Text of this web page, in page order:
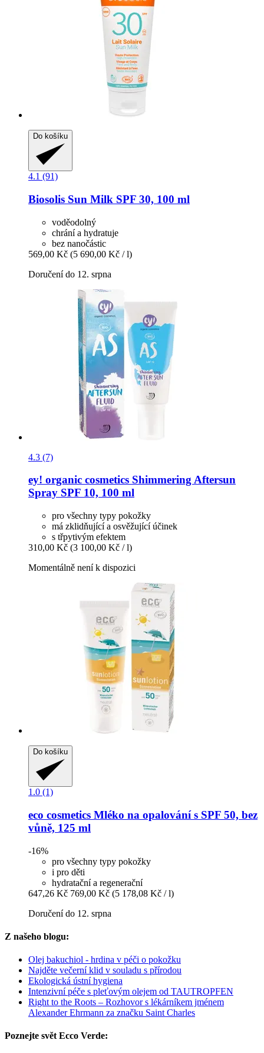
Do košíku
4.1 (91)
Biosolis Sun Milk SPF 30, 100 ml
voděodolný
chrání a hydratuje
bez nanočástic
569,00 Kč (5 690,00 Kč / l)
Doručení do 12. srpna
4.3 (7)
ey! organic cosmetics Shimmering Aftersun
Spray SPF 10, 100 ml
pro všechny typy pokožky
má zklidňující a osvěžující účinek
s třpytivým efektem
310,00 Kč (3 100,00 Kč / l)
Momentálně není k dispozici
Do košíku
1.0 (1)
eco cosmetics Mléko na opalování s SPF 50, bez
vůně, 125 ml
-16%
pro všechny typy pokožky
i pro děti
hydratační a regenerační
647,26 Kč 769,00 Kč (5 178,08 Kč / l)
Doručení do 12. srpna
Z našeho blogu:
Olej bakuchiol - hrdina v péči o pokožku
Najděte večerní klid v souladu s přírodou
Ekologická ústní hygiena
Intenzivní péče s pleťovým olejem od TAUTROPFEN
Right to the Roots – Rozhovor s lékárníkem jménem
Alexander Ehrmann za značku Saint Charles
Poznejte svět Ecco Verde: